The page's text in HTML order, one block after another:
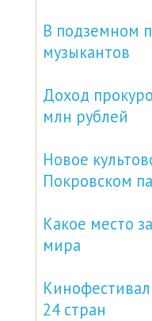
В подземном
музыкантов
Доход
млн рублей
Новое
Покровском
Какое место
мира
24 стран